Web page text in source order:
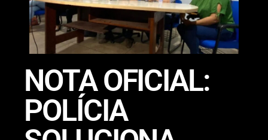
NOTA OFICIAL:
POLÍCIA